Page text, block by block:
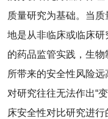
质量研究为基础。当
地是从非临床或临床研
的药品监管实践，生物
所带来的安全性风险
对研究往往无法作出“
床安全性对比研究进行